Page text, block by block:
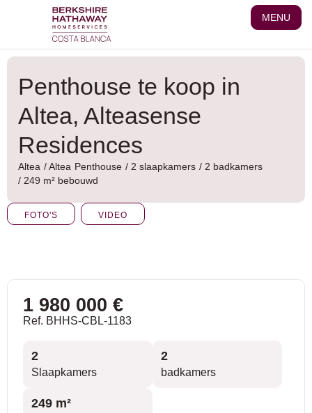
inhoud
MENU
Penthouse te koop in
Altea, Alteasense
Residences
Altea /Altea Penthouse / 2 slaapkamers / 2 badkamers
/ 249 m² bebouwd
FOTO'S VIDEO
1 980 000 €
Ref. BHHS-CBL-1183
2
Slaapkamers
2
badkamers
249 m²